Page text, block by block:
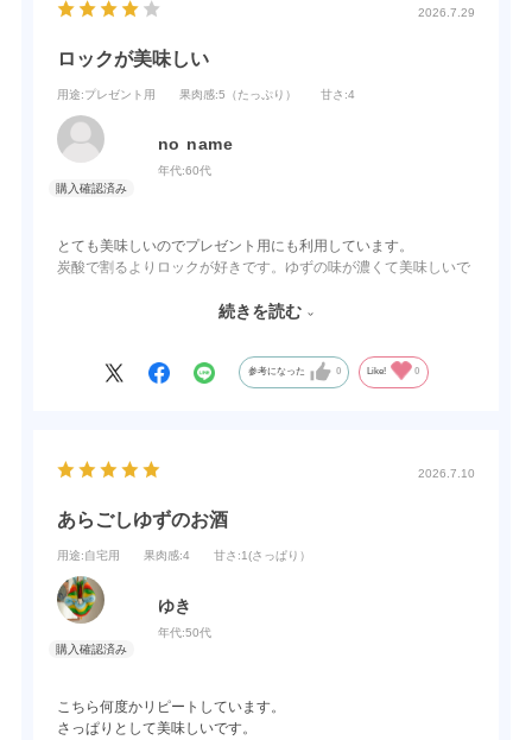
2026.7.29
ロックが美味しい
用途:プレゼント用 果肉感:5（たっぷり） 甘さ :4
no name
年代:60代
とても美味しいのでプレゼント用にも利用しています。
炭酸で割るよりロックが好きです。ゆずの味が濃くて美味しいで
もう少し甘さ控えめだともっといいです。
続きを読む
参考になった 0 Like! 0
2026.7.10
あらごしゆずのお酒
用途:自宅用 果肉感:4 甘さ :1(さっぱり）
ゆき
年代:50代
こちら何度かリピートしています。
さっぱりとして美味しいです。